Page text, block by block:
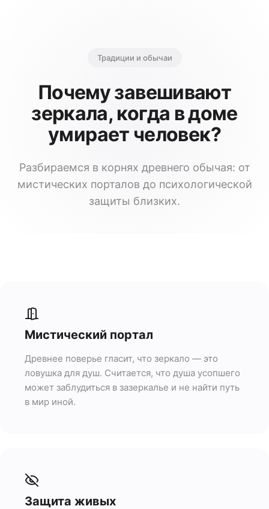
Традиции и обычаи
Почему завешивают
зеркала, когда в доме
умирает человек?
Разбираемся в корнях древнего обычая: от
мистических порталов до психологической
защиты близких.
Мистический портал
Древнее поверье гласит, что зеркало — это
ловушка для душ. Считается, что душа усопшего
может заблудиться в зазеркалье и не найти путь
в мир иной.
Защита живых